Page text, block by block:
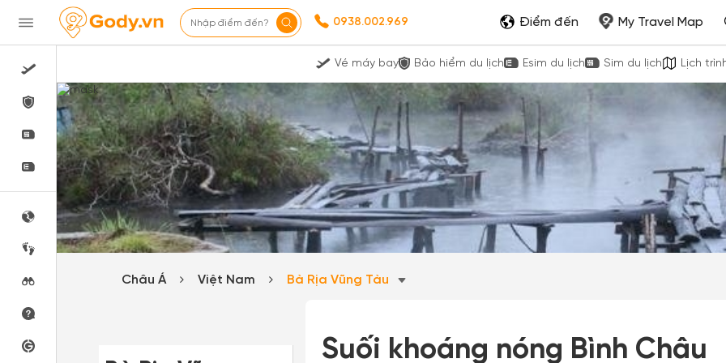
Nhập điểm đến? 0938.002.969 Điểm đến My Travel Map
Vé máy bay Bảo hiểm du lịch Esim du lịch Sim du lịch Lịch
Châu Á Việt Nam Bà Rịa Vũng Tàu
Suối khoáng nóng Bình Châu